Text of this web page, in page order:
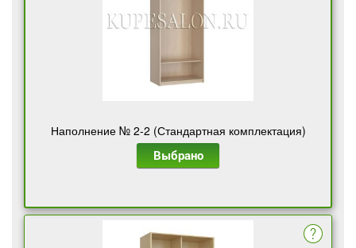
Наполнение № 2-2 (Стандартная комплектация)
Выбрано